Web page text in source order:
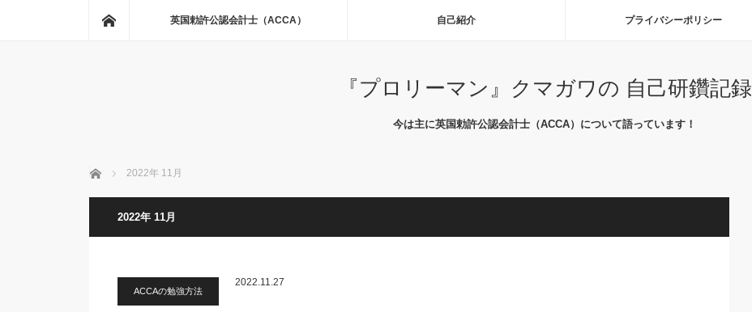
英国勅許公認会計士（ACCA） 自己紹介 プライバシーポリシー
『プロリーマン』クマガワの 自己研鑽記録
今は主に英国勅許公認会計士（ACCA）について語っています！
ホーム 2022年 11月
2022年 11月
ACCAの勉強方法
2022.11.27